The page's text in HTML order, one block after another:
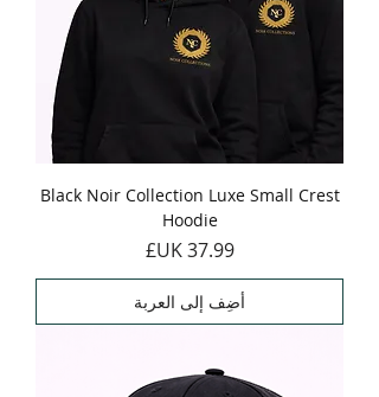
Black Noir Collection Luxe Small Crest
Hoodie
السعر‏37.99 UK£
أضِف إلى العربة